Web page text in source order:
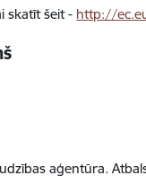
skatīt šeit - http://
aģentūra.